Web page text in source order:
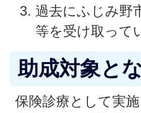
過去にふじみ野
等を受け取って
助成対象と
保険診療として実